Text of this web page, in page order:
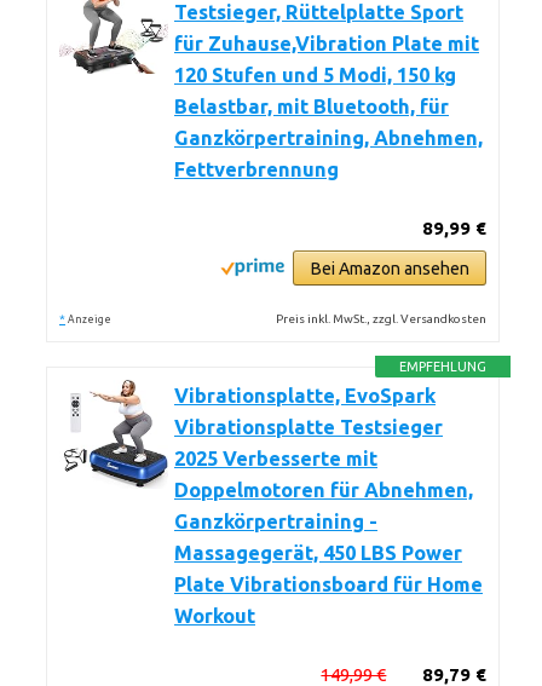
Testsieger, Rüttelplatte Sport
für Zuhause,Vibration Plate mit
120 Stufen und 5 Modi, 150 kg
Belastbar, mit Bluetooth, für
Ganzkörpertraining, Abnehmen,
Fettverbrennung
89,99 €
Bei Amazon ansehen
* Anzeige Preis inkl. MwSt., zzgl. Versandkosten
EMPFEHLUNG
Vibrationsplatte, EvoSpark
Vibrationsplatte Testsieger
2025 Verbesserte mit
Doppelmotoren für Abnehmen,
Ganzkörpertraining -
Massagegerät, 450 LBS Power
Plate Vibrationsboard für Home
Workout
89,79 €
149,99 €